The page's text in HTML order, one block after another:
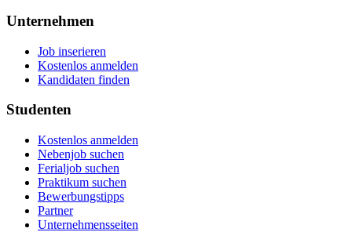
Unternehmen
Job inserieren
Kostenlos anmelden
Kandidaten finden
Studenten
Kostenlos anmelden
Nebenjob suchen
Ferialjob suchen
Praktikum suchen
Bewerbungstipps
Partner
Unternehmensseiten